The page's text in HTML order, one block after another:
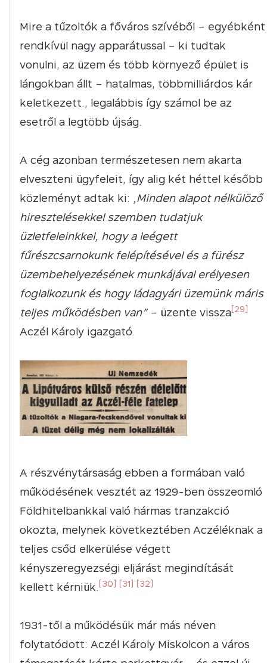
Mire a tűzoltók a főváros szívéből – egyébként
rendkívül nagy apparátussal – ki tudtak
vonulni, az üzem és több környező épület is
lángokban állt – hatalmas, többmilliárdos kár
keletkezett., legalábbis így számol be az
esetről a legtöbb újság.
A cég azonban természetesen nem akarta
elveszteni ügyfeleit, így alig két héttel később
közleményt adtak ki: „Minden alapot nélkülöző
hiresztelésekkel szemben tudatjuk
üzletfeleinkkel, hogy a leégett
fűrészcsarnokunk felépítésével és a fürész
üzembehelyezésének munkájával erélyesen
foglalkozunk és hogy ládagyári üzemünk máris
teljes működésben van”– üzente vissza [29]
Aczél Károly igazgató.
A részvénytársaság ebben a formában való
működésének vesztét az 1929-ben összeomló
Földhitelbankkal való hármas tranzakció
okozta, melynek következtében Aczéléknak a
teljes csőd elkerülése végett
kényszeregyezségi eljárást megindítását
kellett kérniük. [30] [31] [32]
1931-től a működésük már más néven
folytatódott: Aczél Károly Miskolcon a város